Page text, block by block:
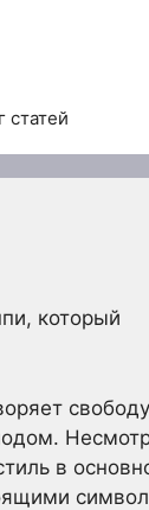
статей
который
в